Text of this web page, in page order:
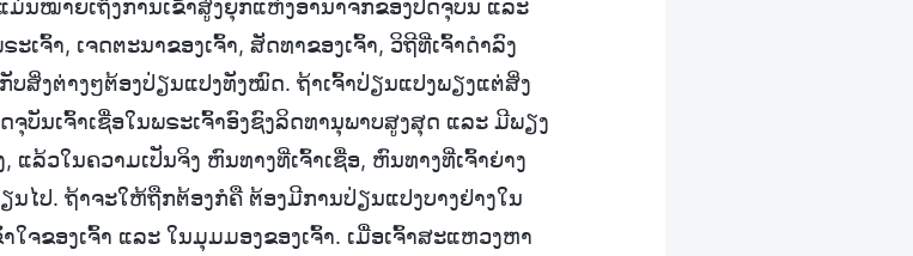
ນໝາຍເຖິງການເຂົ້າສູ່ງຍຸກແຫ່ງອານາຈັກຂອງປັດຈຸບັນ ແລະ
ເຈົ້າ, ເຈດຕະນາຂອງເຈົ້າ, ສັດທາຂອງເຈົ້າ, ວິຖີທີ່ເຈົ້າດຳລົງ
ບສິ່ງຕ່າງໆຕ້ອງປ່ຽນແປງທັງໝົດ. ຖ້າເຈົ້າປ່ຽນແປງພຽງແຕ່ສິ່ງ
ຈຸບັນເຈົ້າເຊື່ອໃນພຣະເຈົ້າອົງຊົງລິດທານຸພາບສູງສຸດ ແລະ ມີພຽງ
ແລ້ວໃນຄວາມເປັນຈິງ ຫົນທາງທີ່ເຈົ້າເຊື່ອ, ຫົນທາງທີ່ເຈົ້າຍ່າງ
ໄປ. ຖ້າຈະໃຫ້ຖືກຕ້ອງກໍຄື ຕ້ອງມີການປ່ຽນແປງບາງຢ່າງໃນ
ຈຂອງເຈົ້າ ແລະ ໃນມຸມມອງຂອງເຈົ້າ. ເມື່ອເຈົ້າສະແຫວງຫາ